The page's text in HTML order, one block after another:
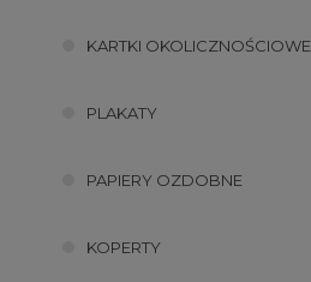
KARTKI OKOLICZNOŚCIOWE
PLAKATY
PAPIERY OZDOBNE
KOPERTY